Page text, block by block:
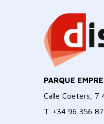
PARQUE
Calle Coeters, 7
T. +34 96 356